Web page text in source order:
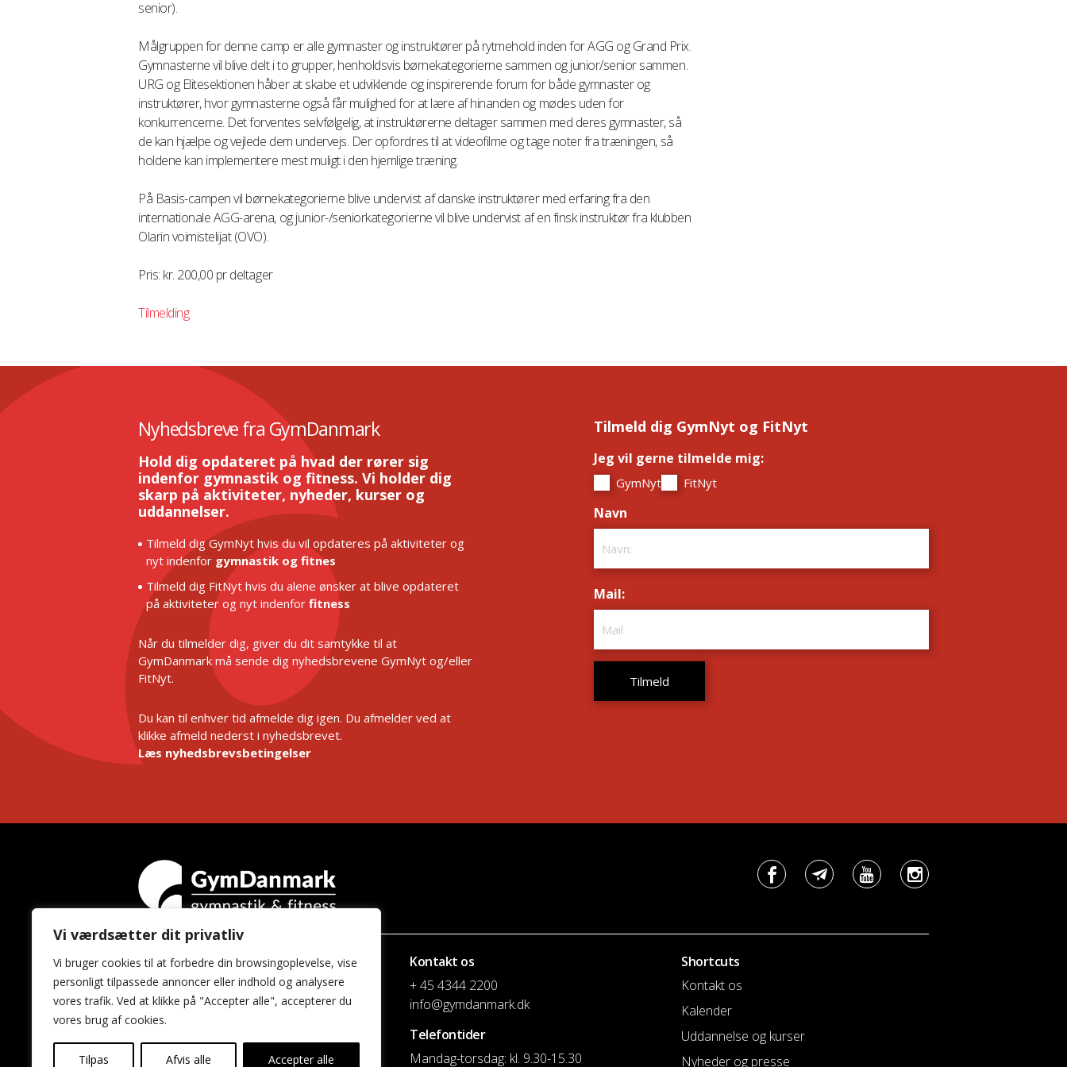
Vi værdsætter dit privatliv
Vi bruger cookies til at forbedre din browsingoplevelse, vise
personligt tilpassede annoncer eller indhold og analysere
vores trafik. Ved at klikke på "Accepter alle", accepterer du
vores brug af cookies.
Tilpas Afvis alle Accepter alle
senior).
Målgruppen for denne camp er alle gymnaster og instruktører på rytmehold inden for AGG og Grand Prix.
Gymnasterne vil blive delt i to grupper, henholdsvis børnekategorierne sammen og junior/senior sammen.
URG og Elitesektionen håber at skabe et udviklende og inspirerende forum for både gymnaster og
instruktører, hvor gymnasterne også får mulighed for at lære af hinanden og mødes uden for
konkurrencerne. Det forventes selvfølgelig, at instruktørerne deltager sammen med deres gymnaster, så
de kan hjælpe og vejlede dem undervejs. Der opfordres til at videofilme og tage noter fra træningen, så
holdene kan implementere mest muligt i den hjemlige træning.
På Basis-campen vil børnekategorierne blive undervist af danske instruktører med erfaring fra den
internationale AGG-arena, og junior-/seniorkategorierne vil blive undervist af en finsk instruktør fra klubben
Olarin voimistelijat (OVO).
Pris: kr. 200,00 pr deltager
Tilmelding
Nyhedsbreve fra GymDanmark
Hold dig opdateret på hvad der rører sig
indenfor gymnastik og fitness. Vi holder dig
skarp på aktiviteter, nyheder, kurser og
uddannelser.
Tilmeld dig GymNyt hvis du vil opdateres på aktiviteter og
nyt indenfor gymnastik og fitnes
Tilmeld dig FitNyt hvis du alene ønsker at blive opdateret
på aktiviteter og nyt indenfor fitness
Når du tilmelder dig, giver du dit samtykke til at
GymDanmark må sende dig nyhedsbrevene GymNyt og/eller
FitNyt.
Du kan til enhver tid afmelde dig igen. Du afmelder ved at
klikke afmeld nederst i nyhedsbrevet.
Læs nyhedsbrevsbetingelser
Tilmeld dig GymNyt og FitNyt
Jeg vil gerne tilmelde mig:
GymNyt FitNyt
Navn
Mail:
GymDanmark
Idrættens Hus
Brøndby Stadion 20
2605 Brøndby
Kontakt os
+ 45 4344 2200
info@gymdanmark.dk
Telefontider
Mandag-torsdag: kl. 9.30-15.30
Shortcuts
Kontakt os
Kalender
Uddannelse og kurser
Nyheder og presse